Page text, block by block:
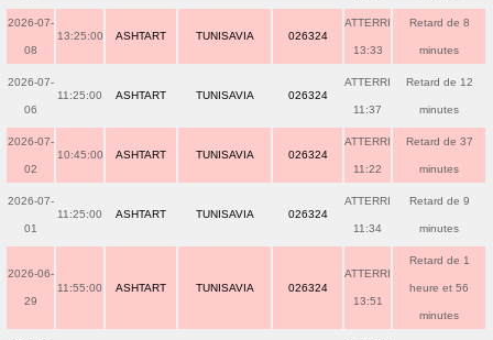
2026-07-
08
13:25:00 ASHTART TUNISAVIA 026324
ATTERRI
13:33
Retard de 8
minutes
2026-07-
06
11:25:00 ASHTART TUNISAVIA 026324
ATTERRI
11:37
Retard de 12
minutes
2026-07-
02
10:45:00 ASHTART TUNISAVIA 026324
ATTERRI
11:22
Retard de 37
minutes
2026-07-
01
11:25:00 ASHTART TUNISAVIA 026324
ATTERRI
11:34
Retard de 9
minutes
2026-06-
29
11:55:00 ASHTART TUNISAVIA 026324
ATTERRI
13:51
Retard de 1
heure et 56
minutes